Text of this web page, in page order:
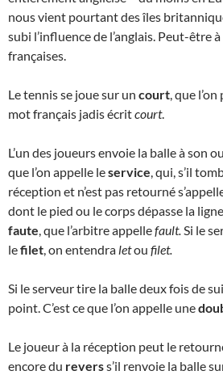
nous vient pourtant des îles
subi l’influence de l’anglais. Peut-être
françaises.
Le tennis se joue sur un court, que
mot français jadis écritcourt.
L’un des joueurs envoie la balle à son
que l’on appelle leservice, qui, s’il
réception et n’est pas retourné
dont le pied ou le corps dépasse la
faute, que l’arbitre appellefault.Si le
lefilet, on entendra letou filet.
Si le serveur tire la balle deux fois de
point. C’est ce que l’on appelle une
Le joueur à la réception peut le
encore du reverss’il renvoie la balle